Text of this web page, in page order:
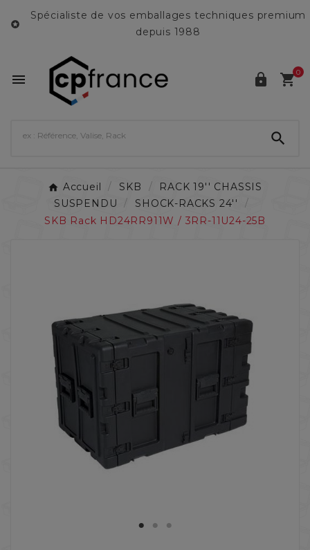

Spécialiste de vos emballages techniques premium
depuis 1988
  0

Accueil SKB
RACK 19'' CHASSIS
SUSPENDU
SHOCK-RACKS 24''
SKB Rack HD24RR911W / 3RR-11U24-25B